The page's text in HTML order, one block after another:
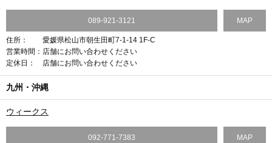
089-921-3121 MAP
住所：
愛媛県松山市朝生田町7-1-14 1F-C
営業時間： 店舗にお問い合わせください
定休日：
店舗にお問い合わせください
九州・沖縄
ウィークス
092-771-7383 MAP